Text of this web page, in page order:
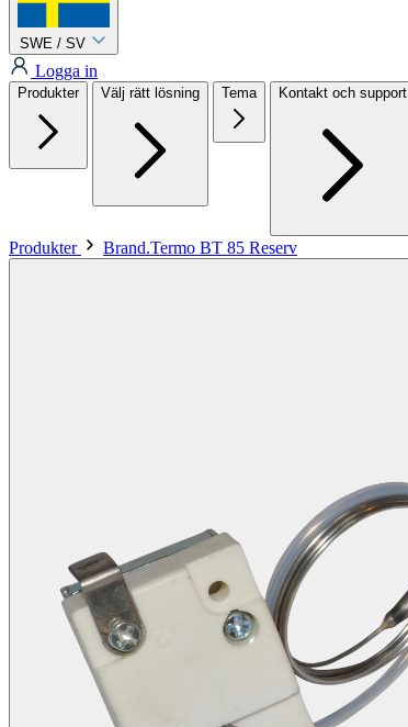
SWE / SV
Logga in
Produkter Välj rätt lösning Tema Kontakt och support
Produkter Brand.Termo BT 85 Reserv